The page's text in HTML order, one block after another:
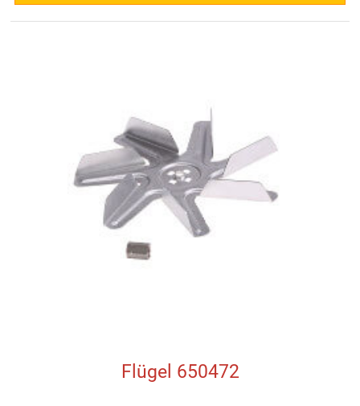
Flügel 650472